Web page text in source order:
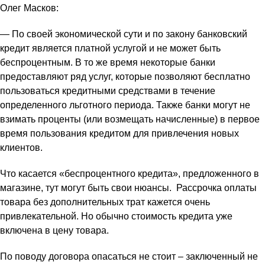
Олег Масков:
— По своей экономической сути и по закону банковский
кредит является платной услугой и не может быть
беспроцентным. В то же время некоторые банки
предоставляют ряд услуг, которые позволяют бесплатно
пользоваться кредитными средствами в течение
определенного льготного периода. Также банки могут не
взимать проценты (или возмещать начисленные) в первое
время пользования кредитом для привлечения новых
клиентов.
Что касается «беспроцентного кредита», предложенного в
магазине, тут могут быть свои нюансы. Рассрочка оплаты
товара без дополнительных трат кажется очень
привлекательной. Но обычно стоимость кредита уже
включена в цену товара.
По поводу договора опасаться не стоит – заключенный не